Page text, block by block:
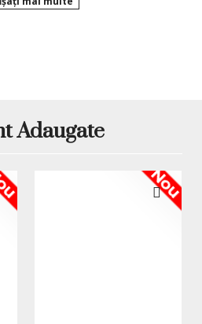
de monitor. Imaginile produselor
titlu de prezentare si pot diferi
etc.) de imaginile produselor
Adaugate
Nou